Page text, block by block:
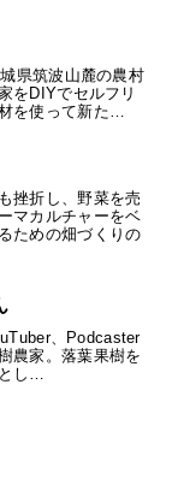
県筑波山麓の農村
をDIYでセルフリ
を使って新た…
挫折し、野菜を売
マカルチャーをベ
ための畑づくりの
、Podcaster
農家。落葉果樹を
し…